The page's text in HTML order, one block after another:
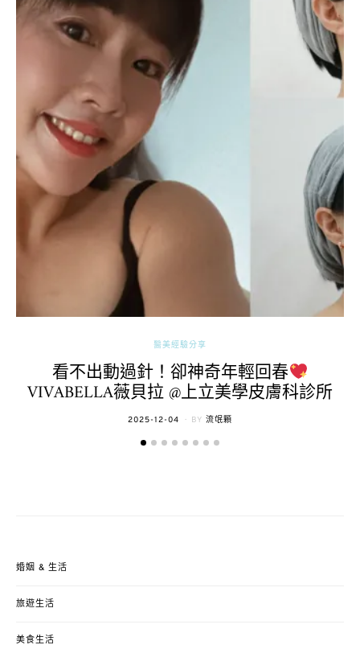
醫美經驗分享
看不出動過針！卻神奇年輕回春
VIVABELLA薇貝拉 @上立美學皮膚科診所
POSTED
2025-12-04 BY 流氓顆
婚姻 & 生活
旅遊生活
美食生活